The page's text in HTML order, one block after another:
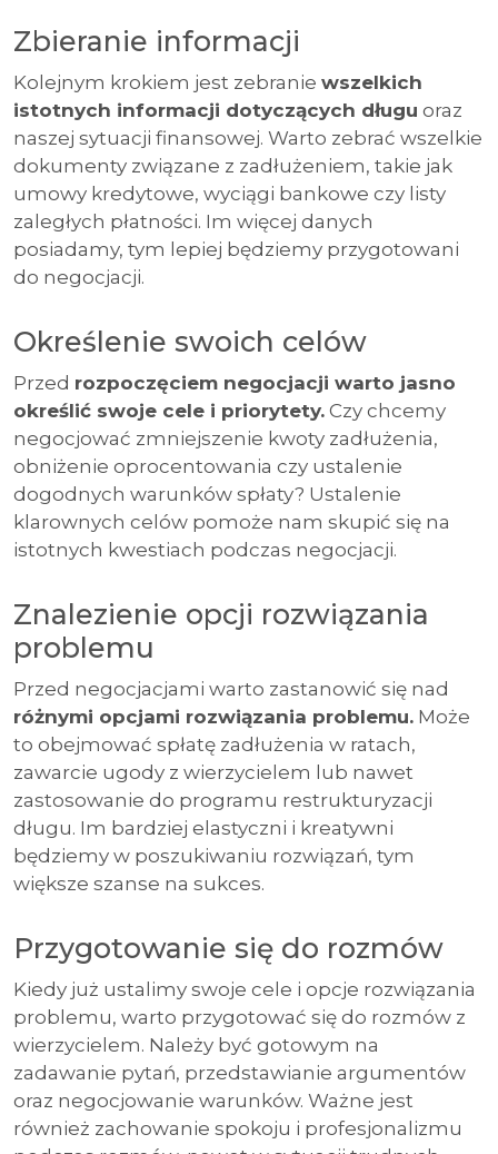
Zbieranie informacji
Kolejnym krokiem jest zebranie wszelkich
istotnych informacji dotyczących długu oraz
naszej sytuacji finansowej. Warto zebrać wszelkie
dokumenty związane z zadłużeniem, takie jak
umowy kredytowe, wyciągi bankowe czy listy
zaległych płatności. Im więcej danych
posiadamy, tym lepiej będziemy przygotowani
do negocjacji.
Określenie swoich celów
Przed rozpoczęciem negocjacji warto jasno
określić swoje cele i priorytety. Czy chcemy
negocjować zmniejszenie kwoty zadłużenia,
obniżenie oprocentowania czy ustalenie
dogodnych warunków spłaty? Ustalenie
klarownych celów pomoże nam skupić się na
istotnych kwestiach podczas negocjacji.
Znalezienie opcji rozwiązania
problemu
Przed negocjacjami warto zastanowić się nad
różnymi opcjami rozwiązania problemu. Może
to obejmować spłatę zadłużenia w ratach,
zawarcie ugody z wierzycielem lub nawet
zastosowanie do programu restrukturyzacji
długu. Im bardziej elastyczni i kreatywni
będziemy w poszukiwaniu rozwiązań, tym
większe szanse na sukces.
Przygotowanie się do rozmów
Kiedy już ustalimy swoje cele i opcje rozwiązania
problemu, warto przygotować się do rozmów z
wierzycielem. Należy być gotowym na
zadawanie pytań, przedstawianie argumentów
oraz negocjowanie warunków. Ważne jest
również zachowanie spokoju i profesjonalizmu